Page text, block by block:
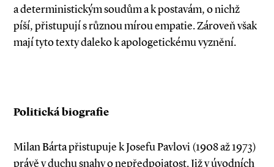
a deterministickým soudům a k postavám, o nichž
píší, přistupují s různou mírou empatie. Zároveň však
mají tyto texty daleko k apologetickému vyznění.
Politická biografie
Milan Bárta přistupuje k Josefu Pavlovi (1908 až 1973)
právě v duchu snahy o nepředpojatost. Již v úvodních